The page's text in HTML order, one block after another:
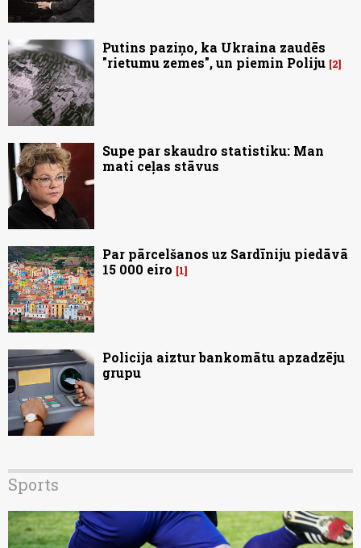
Putins paziņo, ka Ukraina zaudēs
"rietumu zemes", un piemin Poliju 2
Supe par skaudro statistiku: Man
mati ceļas stāvus
Par pārcelšanos uz Sardīniju piedāvā
15 000 eiro
1
Policija aiztur bankomātu apzadzēju
grupu
Sports